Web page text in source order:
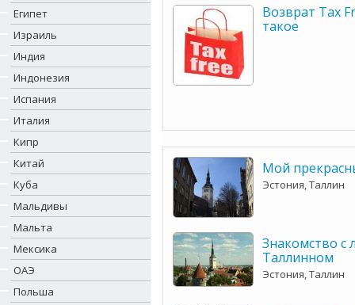
Египет
Израиль
Индия
Индонезия
Испания
Италия
Кипр
Китай
Куба
Мальдивы
Мальта
Мексика
ОАЭ
Польша
Возврат Tax
такое
Мой
Эстония, Таллин
Знакомство с
Таллинном
Эстония, Таллин